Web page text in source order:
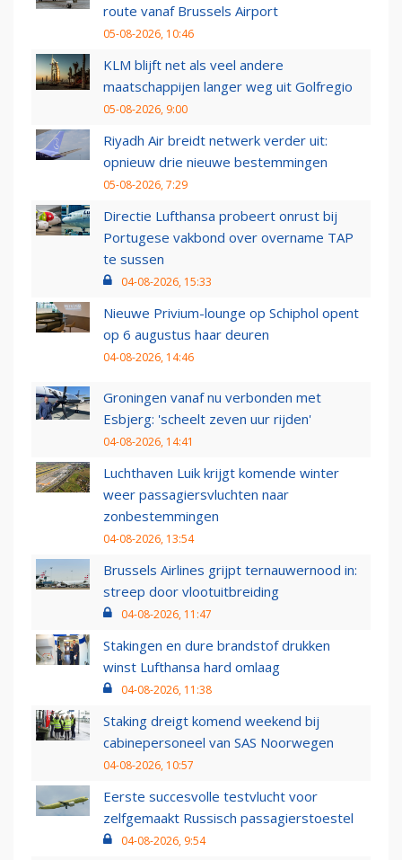
route vanaf Brussels Airport
05-08-2026, 10:46
KLM blijft net als veel andere
maatschappijen langer weg uit Golfregio
05-08-2026, 9:00
Riyadh Air breidt netwerk verder uit:
opnieuw drie nieuwe bestemmingen
05-08-2026, 7:29
Directie Lufthansa probeert onrust bij
Portugese vakbond over overname TAP
te sussen
04-08-2026, 15:33
Nieuwe Privium-lounge op Schiphol opent
op 6 augustus haar deuren
04-08-2026, 14:46
Groningen vanaf nu verbonden met
Esbjerg: 'scheelt zeven uur rijden'
04-08-2026, 14:41
Luchthaven Luik krijgt komende winter
weer passagiersvluchten naar
zonbestemmingen
04-08-2026, 13:54
Brussels Airlines grijpt ternauwernood in:
streep door vlootuitbreiding
04-08-2026, 11:47
Stakingen en dure brandstof drukken
winst Lufthansa hard omlaag
04-08-2026, 11:38
Staking dreigt komend weekend bij
cabinepersoneel van SAS Noorwegen
04-08-2026, 10:57
Eerste succesvolle testvlucht voor
zelfgemaakt Russisch passagierstoestel
04-08-2026, 9:54